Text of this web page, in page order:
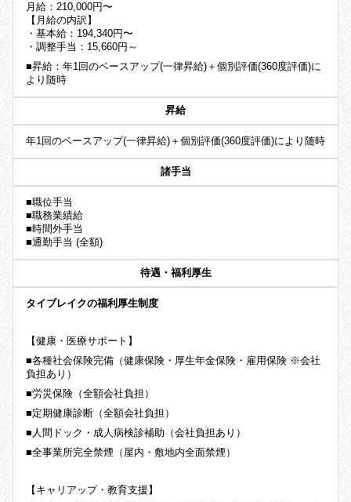
月給：210,000円〜
【月給の内訳】
・基本給：194,340円〜
・調整手当：15,660円～
■昇給：年1回のベースアップ(一律昇給)＋個別評価(360度評価)に
より随時
昇給
年1回のベースアップ(一律昇給)＋個別評価(360度評価)により随時
諸手当
■職位手当
■職務業績給
■時間外手当
■通勤手当 (全額)
待遇・福利厚生
タイブレイクの福利厚生制度
【健康・医療サポート】
■各種社会保険完備（健康保険・厚生年金保険・雇用保険 ※会社
負担あり）
■労災保険（全額会社負担）
■定期健康診断（全額会社負担）
■人間ドック・成人病検診補助（会社負担あり）
■全事業所完全禁煙（屋内・敷地内全面禁煙）
【キャリアップ・教育支援】